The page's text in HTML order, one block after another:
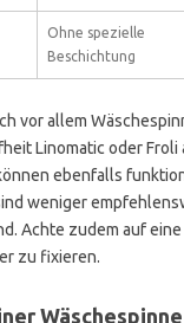
Ohne spezielle
Beschichtung
vor allem
Linomatic oder
ebenfalls
weniger
Achte zudem auf
zu fixieren.